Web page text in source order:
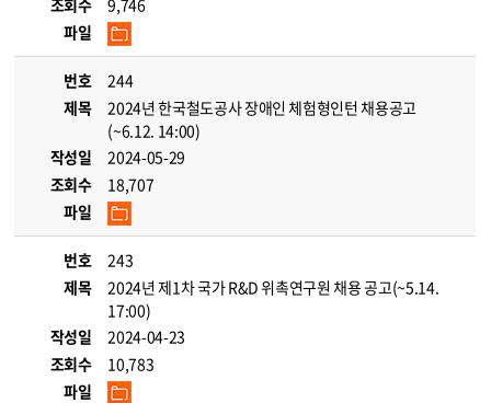
조회수
9,746
파일
번호
244
제목
2024년 한국철도공사 장애인 체험형인턴 채용공고
(~6.12. 14:00)
작성일
2024-05-29
조회수
18,707
파일
번호
243
제목
2024년 제1차 국가 R&D 위촉연구원 채용 공고(~5.14.
17:00)
작성일
2024-04-23
조회수
10,783
파일